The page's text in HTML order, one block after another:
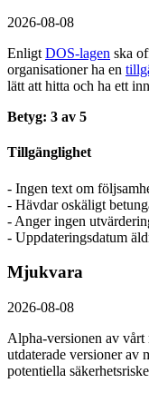
2026-08-08
Enligt DOS-lagen ska
organisationer ha en
lätt att hitta och ha ett
Betyg: 3 av 5
Tillgänglighet
- Ingen text om
- Hävdar oskäligt
- Anger ingen
- Uppdateringsdatum
Mjukvara
2026-08-08
Alpha-versionen av
utdaterade versioner av
potentiella